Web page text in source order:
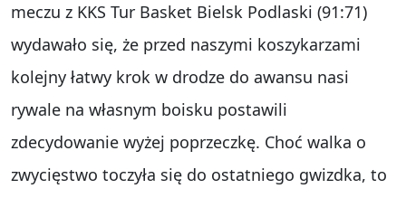
meczu z KKS Tur Basket Bielsk Podlaski (91:71)
wydawało się, że przed naszymi koszykarzami
kolejny łatwy krok w drodze do awansu nasi
rywale na własnym boisku postawili
zdecydowanie wyżej poprzeczkę. Choć walka o
zwycięstwo toczyła się do ostatniego gwizdka, to